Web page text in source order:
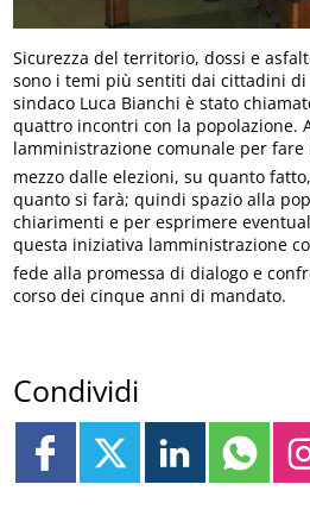
Sicurezza del territorio, dossi e
sono i temi più sentiti dai cittadini
sindaco Luca Bianchi è stato
quattro incontri con la popolazione.
lamministrazione comunale per
mezzo dalle elezioni, su quanto
quanto si farà; quindi spazio alla
chiarimenti e per esprimere
questa iniziativa lamministrazione
fede alla promessa di dialogo e
corso dei cinque anni di mandato.
Condividi